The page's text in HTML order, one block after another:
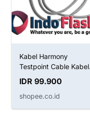
Kabel Harmony
Testpoint Cable Kabel
Boot Huawei
IDR 99.900
shopee.co.id